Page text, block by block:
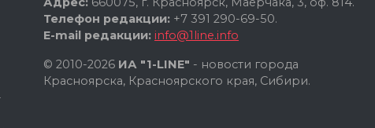
Телефон редакции: +7 391 290-69-50.
E-mail редакции: info@1line.info
© 2010-2026 ИА "1-LINE" - новости города
Красноярска, Красноярского края, Сибири.